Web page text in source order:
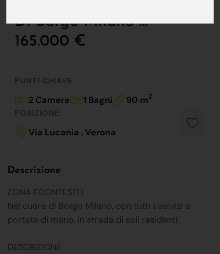
Di Borgo Milano !!!
165.000 €
PUNTI CHIAVE:
2 Camere 1 Bagni 90 m2
POSIZIONE:
Via Lucania , Verona
Descrizione
ZONA ECONTESTO
Nel cuore di Borgo Milano, con tutti i servizi a
portata di mano, in strada di soli residenti.
DESCRIZIONE